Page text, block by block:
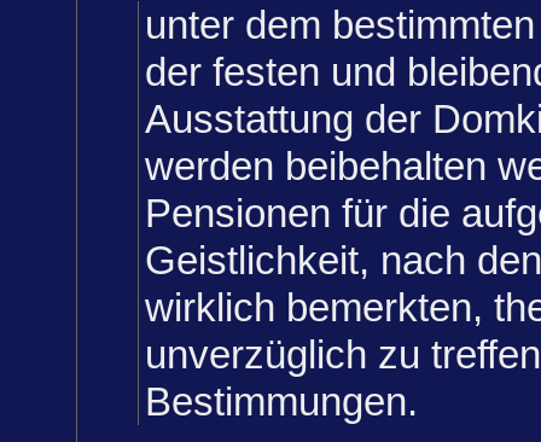
unter dem
der festen und
Ausstattung der
werden beibehalten
Pensionen für die
Geistlichkeit, nach
wirklich bemerkten,
unverzüglich zu
Bestimmungen.